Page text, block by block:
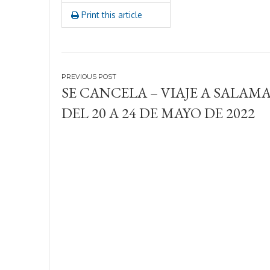
Print this article
Navegación
de
entradas
SE CANCELA – VIAJE A
DEL 20 A 24 DE MAYO DE 2022